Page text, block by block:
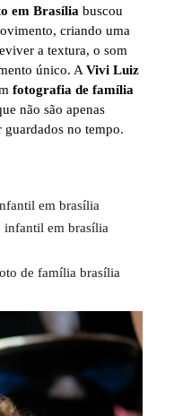
em Brasília buscou
criando uma
a textura, o som
único. A Vivi Luiz
fotografia de família
não são apenas
guardados no tempo.
em brasília
infantil em brasília
de família brasília